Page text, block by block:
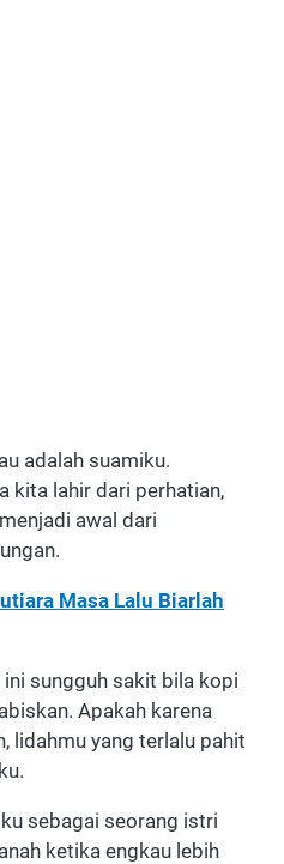
adalah suamiku.
kita lahir dari perhatian,
awal dari
Masa Lalu Biarlah
sungguh sakit bila kopi
Apakah karena
lidahmu yang terlalu pahit
sebagai seorang istri
ketika engkau lebih